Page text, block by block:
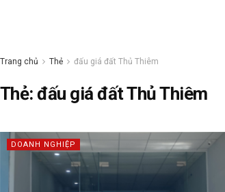
Trang chủ Thẻ đấu giá đất Thủ Thiêm
Thẻ:đấu giá đất Thủ Thiêm
DOANH NGHIỆP